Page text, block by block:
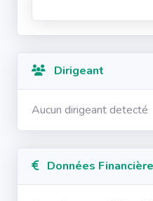
Dirigeant
Aucun dirigeant detecté
Données